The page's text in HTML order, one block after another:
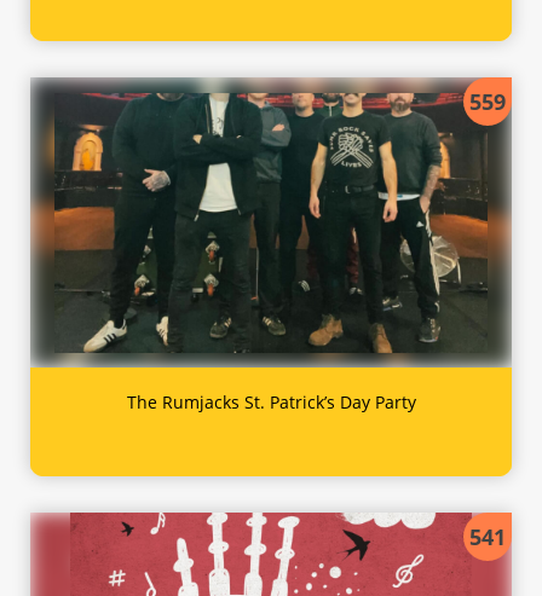
559
The Rumjacks St. Patrick’s Day Party
541